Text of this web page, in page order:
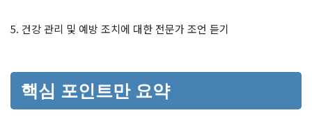
5. 건강 관리 및 예방 조치에 대한 전문가 조언 듣기
핵심 포인트만 요약